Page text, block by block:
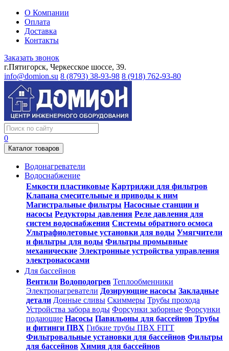
О Компании
Оплата
Доставка
Контакты
Заказать звонок
г.Пятигорск, Черкесское шоссе, 39.
info@domion.su 8 (8793) 38-93-98 8 (918) 762-93-80
0
Каталог товаров
Водонагреватели
Водоснабжение
Емкости пластиковые Картриджи для фильтров
Клапана смесительные и приводы к ним
Магистральные фильтры Насосные станции и
насосы Редукторы давления Реле давления для
систем водоснабжения Системы обратного осмоса
Ультрафиолетовые установки для воды Умягчители
и фильтры для воды Фильтры промывные
механические Электронные устройства управления
электронасосами
Для бассейнов
Вентили Водоподогрев Теплообменники
Электронагреватели Дозирующие насосы Закладные
детали Донные сливы Скиммеры Трубы прохода
Устройства забора воды Форсунки заборные Форсунки
подающие Насосы Павильоны для бассейнов Трубы
и фитинги ПВХ Гибкие трубы ПВХ FITT
Фильтровальные установки для бассейнов Фильтры
для бассейнов Химия для бассейнов